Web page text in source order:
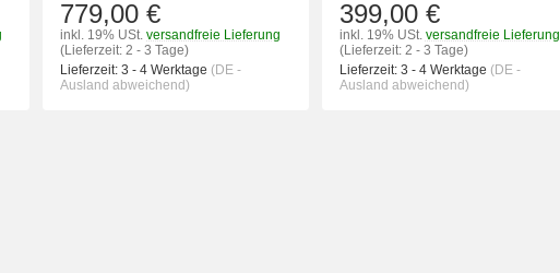
779,00 €
inkl. 19% USt. versandfreie Lieferung
(Lieferzeit: 2 - 3 Tage)
Lieferzeit: 3 - 4 Werktage (DE -
Ausland abweichend)
399,00 €
inkl. 19% USt. versandfreie Lieferung
(Lieferzeit: 2 - 3 Tage)
Lieferzeit: 3 - 4 Werktage (DE -
Ausland abweichend)